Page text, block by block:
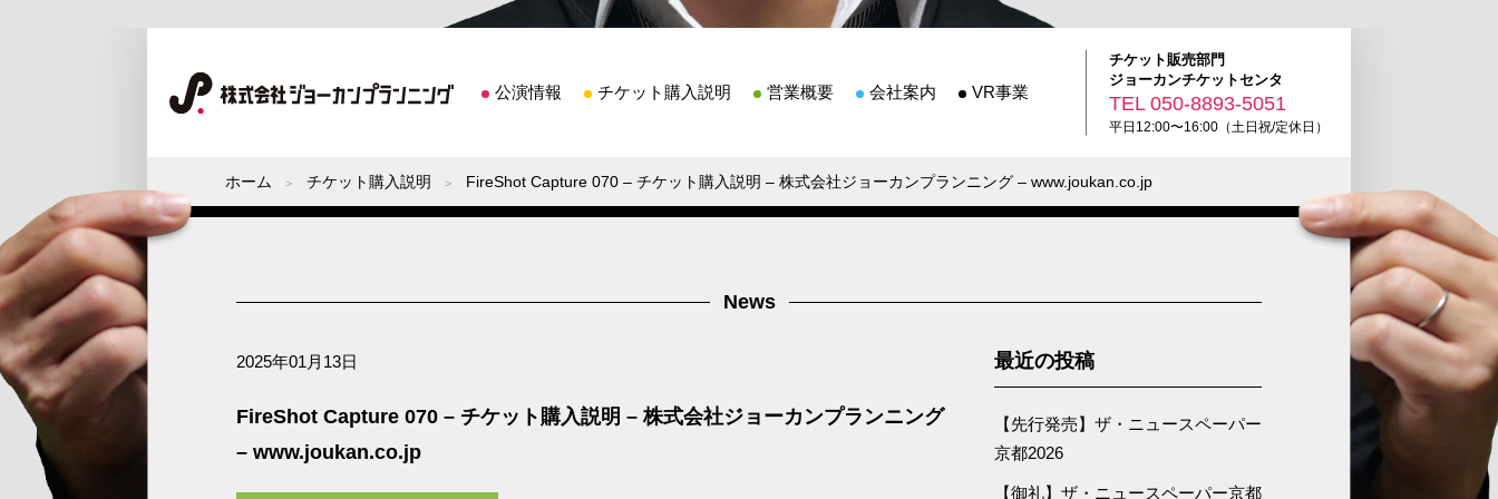
公演情報 チケット購入説明 営業概要 会社案内 VR事業
チケット販売部門
ジョーカンチケットセンタ
TEL 050-8893-5051
平日12:00〜16:00（土日祝/定休日）
ホーム チケット購入説明 FireShot Capture 070 – チケット購入説明 – 株式会社ジョーカンプランニング – www.joukan.co.jp
News
2025年01月13日
FireShot Capture 070 – チケット購入説明 – 株式会社ジョーカンプランニング
– www.joukan.co.jp
最近の投稿
【先行発売】ザ・ニュースペーパー
京都2026
【御礼】ザ・ニュースペーパー京都